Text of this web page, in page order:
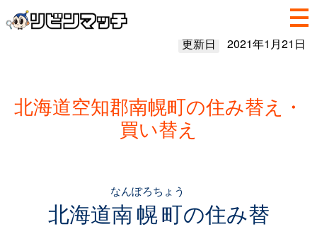
更新日 2021年1月21日
北海道空知郡南幌町の住み替え・
買い替え
北海道南幌町
なんぽろちょう
の住み替